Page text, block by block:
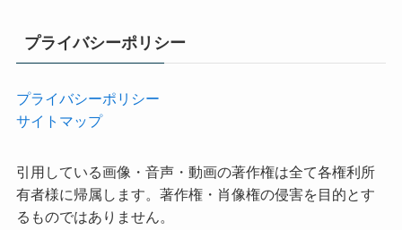
プライバシーポリシー
プライバシーポリシー
サイトマップ
引用している画像・音声・動画の著作権は全て各権利所
有者様に帰属します。著作権・肖像権の侵害を目的とす
るものではありません。